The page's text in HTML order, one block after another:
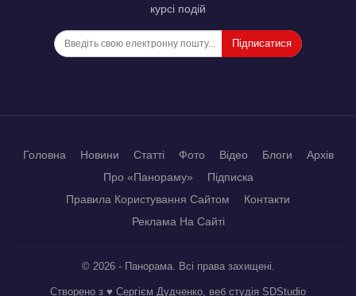
курсі подій
Підписатися
Головна Новини Статті Фото Відео Блоги
Архів
Про «Панораму»
Підписка
Правила Користування Сайтом
Контакти
Реклама На Сайті
© 2026 - Панорама. Всі права захищені.
Створено з ♥ Сергієм Дудченко, веб студія SDStudio